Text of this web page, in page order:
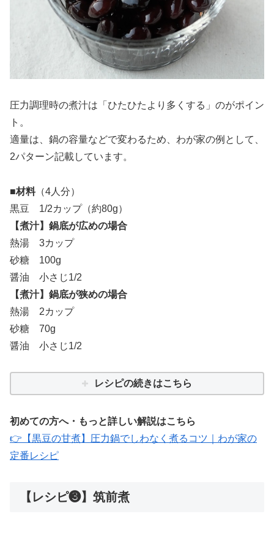
圧力調理時の煮汁は「ひたひたより多くする」のがポイン
ト。
適量は、鍋の容量などで変わるため、わが家の例として、
2パターン記載しています。
■材料（4人分）
黒豆 1/2カップ（約80g）
【煮汁】鍋底が広めの場合
熱湯 3カップ
砂糖 100g
醤油 小さじ1/2
【煮汁】鍋底が狭めの場合
熱湯 2カップ
砂糖 70g
醤油 小さじ1/2
レシピの続きはこちら
初めての方へ・もっと詳しい解説はこちら
👉【黒豆の甘煮】圧力鍋でしわなく煮るコツ｜わが家の
定番レシピ
【レシピ❸】筑前煮